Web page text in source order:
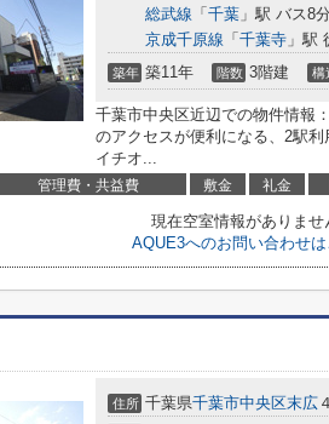
総武線 「 千葉 」駅 バス8
京成千原線 「 千葉寺 」駅
築年 築11年 階数 3階建 構
千葉市中央区近辺での物件情報
のアクセスが便利になる、2駅
イチオ...
管理費・共益費 敷金 礼金
現在空室情報がありませ
AQUE3へのお問い合わせは
住所 千葉県千葉市中央区末広